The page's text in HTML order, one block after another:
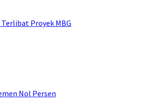
Proyek MBG
Nol Persen